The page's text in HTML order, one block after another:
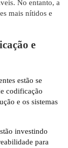
No entanto, a
mais nítidos e
e
estão se
codificação
e os sistemas
investindo
para